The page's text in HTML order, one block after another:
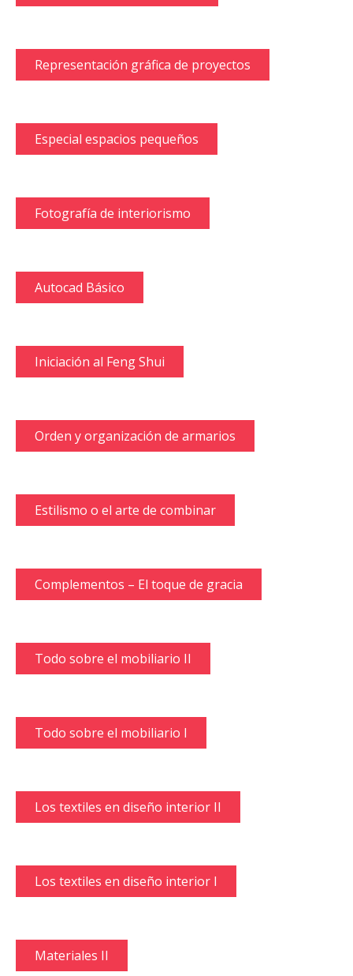
Representación gráfica de proyectos
Especial espacios pequeños
Fotografía de interiorismo
Autocad Básico
Iniciación al Feng Shui
Orden y organización de armarios
Estilismo o el arte de combinar
Complementos – El toque de gracia
Todo sobre el mobiliario II
Todo sobre el mobiliario I
Los textiles en diseño interior II
Los textiles en diseño interior I
Materiales II